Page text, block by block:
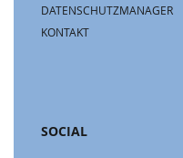
DATENSCHUTZMANAGER
KONTAKT
SOCIAL